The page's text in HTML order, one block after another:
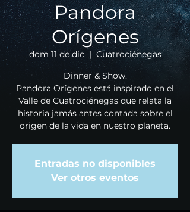
Pandora
Orígenes
dom 11 de dic
  |
Cuatrociénegas
Dinner & Show.
Pandora Orígenes está inspirado en el
Valle de Cuatrociénegas que relata la
historia jamás antes contada sobre el
origen de la vida en nuestro planeta.
Entradas no disponibles
Ver otros eventos